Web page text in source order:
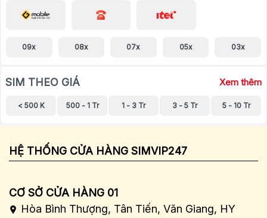
09x 08x 07x 05x 03x
SIM THEO GIÁ Xem thêm
< 500 K 500 - 1 Tr 1 - 3 Tr 3 - 5 Tr 5 - 10 Tr
HỆ THỐNG CỬA HÀNG SIMVIP247
CƠ SỞ CỬA HÀNG 01
Hòa Bình Thượng, Tân Tiến, Văn Giang, HY